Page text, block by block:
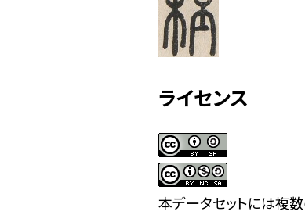
ライセンス
本データセットには複数